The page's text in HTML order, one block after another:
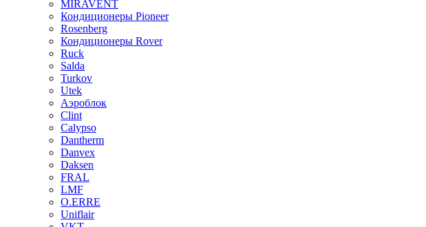
MIRAVENT
Кондиционеры Pioneer
Rosenberg
Кондиционеры Rover
Ruck
Salda
Turkov
Utek
Аэроблок
Clint
Calypso
Dantherm
Danvex
Daksen
FRAL
LMF
O.ERRE
Uniflair